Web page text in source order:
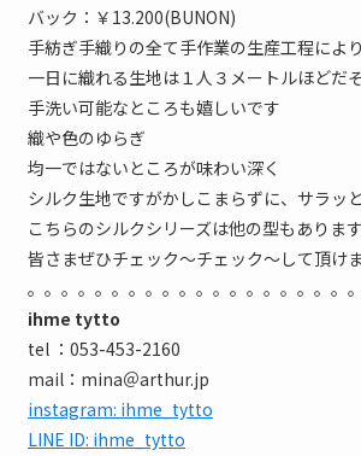
バック：￥13.200(BUNON)
手紡ぎ手織りの全て手作業の生産工程により
一日に織れる生地は１人３メートルほどだ
手洗い可能なところも嬉しいです
織や色のゆらぎ
均一ではないところが味わい深く
シルク生地ですがかしこまらずに、サラッ
こちらのシルクシリーズは他の型もありま
皆さまぜひチェック～チェック～して頂け
。。。。。。。。。。。。。。。。。。。
ihme tytto
tel ：053-453-2160
mail：mina＠arthur.jp
instagram: ihme_tytto
LINE ID: ihme_tytto